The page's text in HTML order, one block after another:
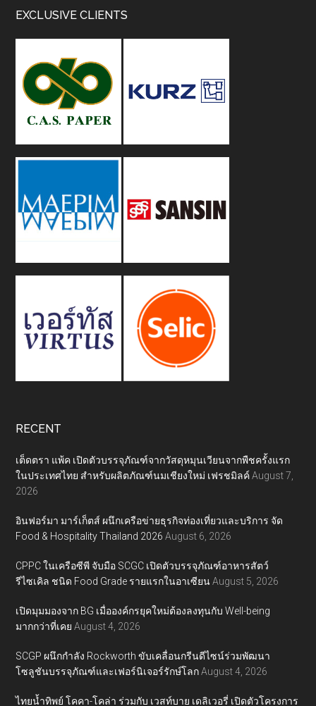
Footer
EXCLUSIVE CLIENTS
RECENT
เต็ดตรา แพ้ค เปิดตัวบรรจุภัณฑ์จากวัสดุหมุนเวียนจากพืชครั้งแรก
ในประเทศไทย สำหรับผลิตภัณฑ์นมเชียงใหม่ เฟรชมิลค์ August 7,
2026
อินฟอร์มา มาร์เก็ตส์ ผนึกเครือข่ายธุรกิจท่องเที่ยวและบริการ จัด
Food & Hospitality Thailand 2026 August 6, 2026
CPPC ในเครือซีพี จับมือ SCGC เปิดตัวบรรจุภัณฑ์อาหารสัตว์
รีไซเคิล ชนิด Food Grade รายแรกในอาเซียน August 5, 2026
เปิดมุมมองจาก BG เมื่อองค์กรยุคใหม่ต้องลงทุนกับ Well-being
มากกว่าที่เคย August 4, 2026
SCGP ผนึกกำลัง Rockworth ขับเคลื่อนกรีนดีไซน์ร่วมพัฒนา
โซลูชันบรรจุภัณฑ์และเฟอร์นิเจอร์รักษ์โลก August 4, 2026
ไทยน้ำทิพย์ โคคา-โคล่า ร่วมกับ เวสท์บาย เดลิเวอรี่ เปิดตัวโครงการ